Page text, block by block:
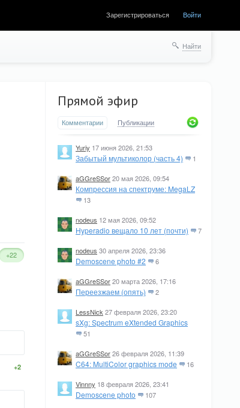
Зарегистрироваться Войти
Найти
Прямой эфир
Комментарии Публикации
Yuriy 17 июня 2026, 21:53
Забытый мультиколор (часть 4) 1
aGGreSSor20 мая 2026, 09:54
Компрессия на спектруме: MegaLZ
13
nodeus 12 мая 2026, 09:52
Hyperadio вещало 10 лет (почти) 7
nodeus 30 апреля 2026, 23:36
Demoscene photo #2 6
aGGreSSor20 марта 2026, 17:16
Переезжаем (опять) 2
LessNick 27 февраля 2026, 23:20
sXg: Spectrum eXtended Graphics
51
aGGreSSor26 февраля 2026, 11:39
C64: MultiColor graphics mode 16
Vinnny 18 февраля 2026, 23:41
Demoscene photo 107
+22
+2